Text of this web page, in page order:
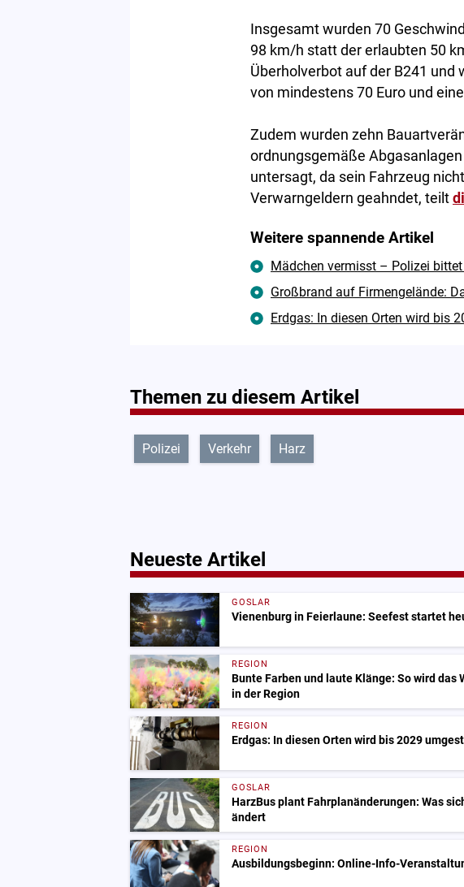
Insgesamt wurden 70
98 km/h statt der erlaubten 50
Überholverbot auf der B241 und
von mindestens 70 Euro und
Zudem wurden zehn
ordnungsgemäße
untersagt, da sein Fahrzeug
Verwarngeldern geahndet, teilt
Weitere spannende Artikel
Mädchen vermisst – Polizei
Großbrand auf Firmengelände:
Erdgas: In diesen Orten wird bis
Themen zu diesem Artikel
Polizei Verkehr Harz
Neueste Artikel
GOSLAR
Vienenburg in Feierlaune: Seefest startet
REGION
Bunte Farben und laute Klänge: So wird das
in der Region
REGION
Erdgas: In diesen Orten wird bis 2029
GOSLAR
HarzBus plant Fahrplanänderungen: Was
ändert
REGION
Ausbildungsbeginn: Online-Info-